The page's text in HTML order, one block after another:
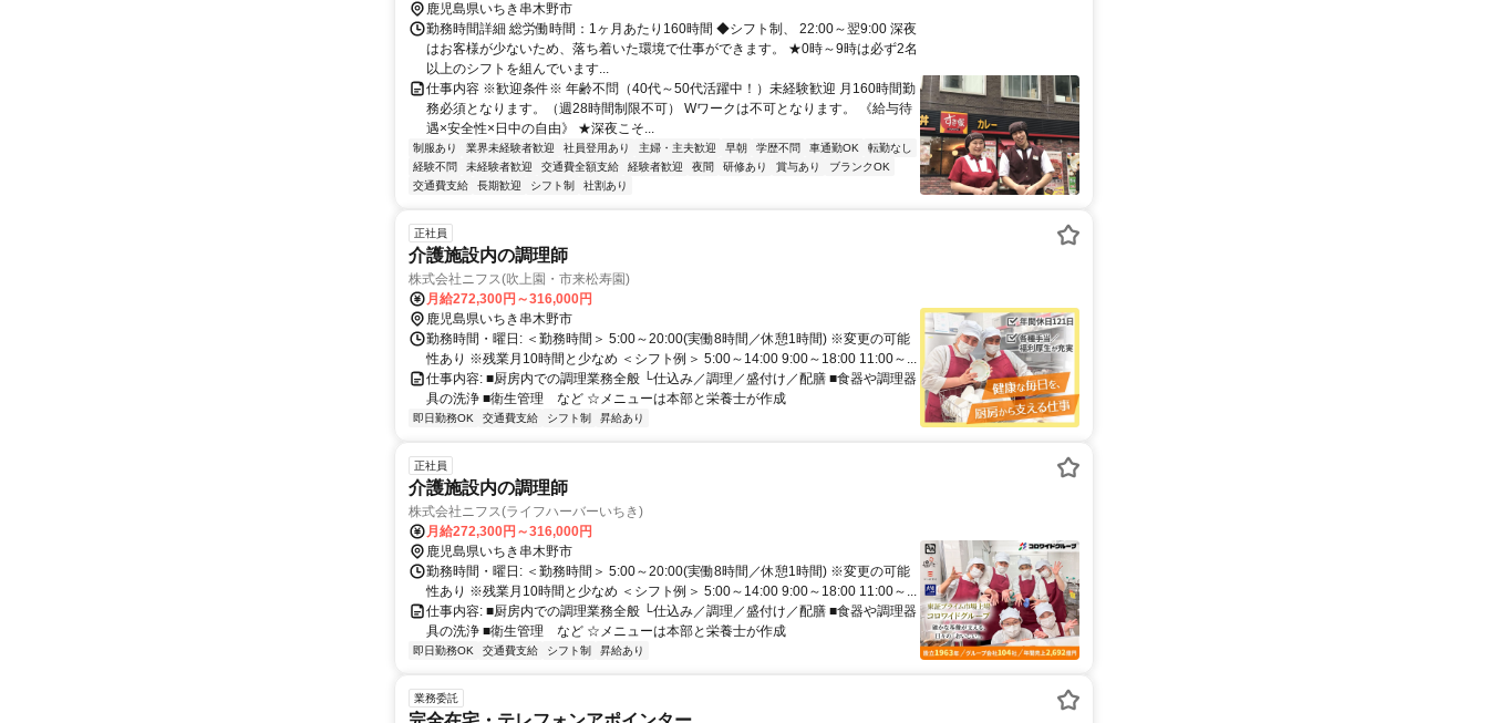
鹿児島県いちき串木野市
勤務時間詳細 総労働時間：1ヶ月あたり160時間 ◆シフト制、 22:00～翌9:00 深夜
はお客様が少ないため、落ち着いた環境で仕事ができます。 ★0時～9時は必ず2名
以上のシフトを組んでいます...
仕事内容 ※歓迎条件※ 年齢不問（40代～50代活躍中！）未経験歓迎 月160時間勤
務必須となります。（週28時間制限不可） Wワークは不可となります。 《給与待
遇×安全性×日中の自由》 ★深夜こそ...
制服あり 業界未経験者歓迎 社員登用あり 主婦・主夫歓迎 早朝 学歴不問 車通勤OK
転勤なし
経験不問
未経験者歓迎 交通費全額支給 経験者歓迎 夜間 研修あり 賞与あり
ブランクOK
交通費支給
長期歓迎 シフト制 社割あり
正社員
介護施設内の調理師
株式会社ニフス(吹上園・市来松寿園)
月給272,300円～316,000円
鹿児島県いちき串木野市
勤務時間・曜日: ＜勤務時間＞ 5:00～20:00(実働8時間／休憩1時間) ※変更の可能
性あり ※残業月10時間と少なめ ＜シフト例＞ 5:00～14:00 9:00～18:00 11:00～...
仕事内容: ■厨房内での調理業務全般 └仕込み／調理／盛付け／配膳 ■食器や調理器
具の洗浄 ■衛生管理 など ☆メニューは本部と栄養士が作成
即日勤務OK 交通費支給 シフト制 昇給あり
正社員
介護施設内の調理師
株式会社ニフス(ライフハーバーいちき)
月給272,300円～316,000円
鹿児島県いちき串木野市
勤務時間・曜日: ＜勤務時間＞ 5:00～20:00(実働8時間／休憩1時間) ※変更の可能
性あり ※残業月10時間と少なめ ＜シフト例＞ 5:00～14:00 9:00～18:00 11:00～...
仕事内容: ■厨房内での調理業務全般 └仕込み／調理／盛付け／配膳 ■食器や調理器
具の洗浄 ■衛生管理 など ☆メニューは本部と栄養士が作成
即日勤務OK 交通費支給 シフト制 昇給あり
業務委託